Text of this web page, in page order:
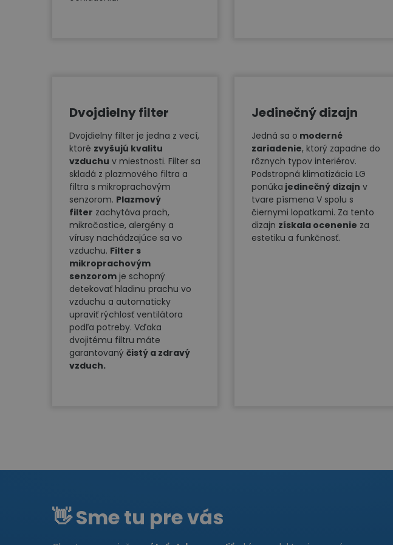
Dvojdielny filter
Dvojdielny filter je jedna z vecí,
ktoré zvyšujú kvalitu
vzduchu v miestnosti. Filter sa
skladá z plazmového filtra a
filtra s mikroprachovým
senzorom. Plazmový
filter zachytáva prach,
mikročastice, alergény a
vírusy nachádzajúce sa vo
vzduchu. Filter s
mikroprachovým
senzorom je schopný
detekovať hladinu prachu vo
vzduchu a automaticky
upraviť rýchlosť ventilátora
podľa potreby. Vďaka
dvojitému filtru máte
garantovaný čistý a zdravý
vzduch.
Jedinečný dizajn
Jedná sa o moderné
zariadenie, ktorý zapadne do
rôznych typov interiérov.
Podstropná klimatizácia LG
ponúka jedinečný dizajn v
tvare písmena V spolu s
čiernymi lopatkami. Za tento
dizajn získala ocenenie za
estetiku a funkčnosť.
👋 Sme tu pre vás